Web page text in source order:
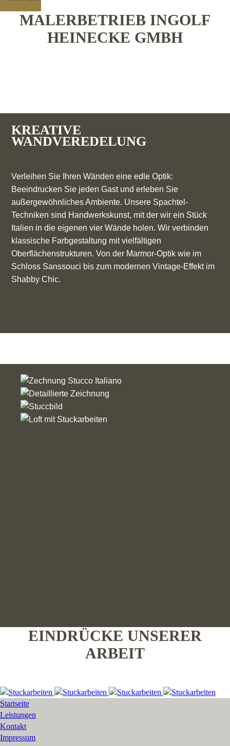
MALERBETRIEB INGOLF
HEINECKE GMBH
KREATIVE
WANDVEREDELUNG
Verleihen Sie Ihren Wänden eine edle Optik:
Beeindrucken Sie jeden Gast und erleben Sie
außergewöhnliches Ambiente. Unsere Spachtel-
Techniken sind Handwerkskunst, mit der wir ein Stück
Italien in die eigenen vier Wände holen. Wir verbinden
klassische Farbgestaltung mit vielfältigen
Oberflächenstrukturen. Von der Marmor-Optik wie im
Schloss Sanssouci bis zum modernen Vintage-Effekt im
Shabby Chic.
EINDRÜCKE UNSERER
ARBEIT
Startseite
Leistungen
Kontakt
Impressum